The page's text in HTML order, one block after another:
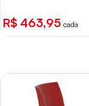
R$ 463,95 cada